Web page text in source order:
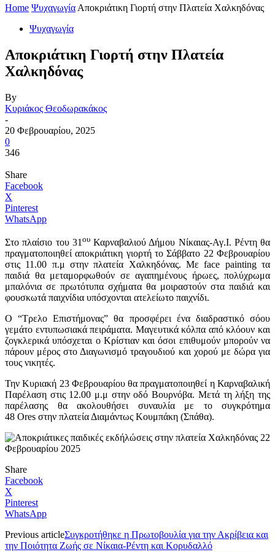
Home Ψυχαγωγία Αποκριάτικη Γιορτή στην Πλατεία Χαλκηδόνας
Ψυχαγωγία
Αποκριάτικη Γιορτή στην Πλατεία
Χαλκηδόνας
By
Κυριάκος Θεοδωρακάκος
-
20 Φεβρουαρίου, 2025
0
346
Share
Facebook
X
Pinterest
WhatsApp
Στο πλαίσιο του 31 ουΚαρναβαλιού Δήμου Νίκαιας-Αγ.Ι. Ρέντη θα
πραγματοποιηθεί αποκριάτικη γιορτή το Σάββατο 22 Φεβρουαρίου
στις 11.00 π.μ στην πλατεία Χαλκηδόνας. Μεface paintingτα
παιδιά θα μεταμορφωθούν σε αγαπημένους ήρωες, πολύχρωμα
μπαλόνια σε πρωτότυπα σχήματα θα μοιραστούν στα παιδιά και
φουσκωτά παιχνίδια υπόσχονται ατελείωτο παιχνίδι.
Ο “Τρελο Επιστήμονας” θα προσφέρει ένα διαδραστικό σόου
γεμάτο εντυπωσιακά πειράματα. Μαγευτικά κόλπα από κλόουν και
ζογκλερικά υπόσχεται ο Κρίστιαν και όσοι επιθυμούν μπορούν να
πάρουν μέρος στο Διαγωνισμό τραγουδιού και χορού με δώρα για
τους νικητές.
Την Κυριακή 23 Φεβρουαρίου θα πραγματοποιηθεί η Καρναβαλική
Παρέλαση στις 12.00 μ.μ στην οδό Βουρνόβα. Μετά τη λήξη της
παρέλασης θα ακολουθήσει συναυλία με το συγκρότημα
48 Ores στην πλατεία Διαμάντως Κουμπάκη (Σπάθα).
Share
Facebook
X
Pinterest
WhatsApp
Previous articleΣυγκροτήθηκε η Πρωτοβουλία για την Ακρίβεια και
την Ποιότητα Ζωής σε Νίκαια-Ρέντη και Κορυδαλλό